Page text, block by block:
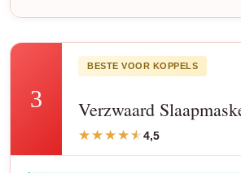
3
BESTE VOOR KOPPELS
Verzwaard
4,5